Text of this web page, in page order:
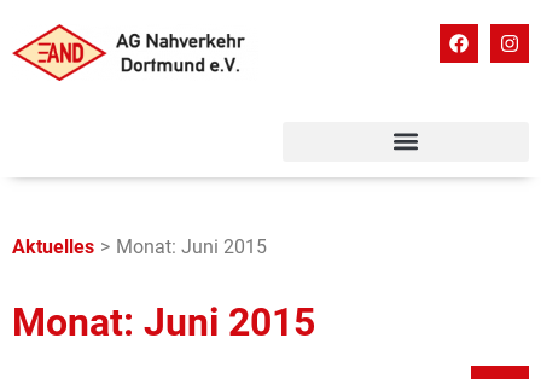
Aktuelles > Monat: Juni 2015
Monat: Juni 2015